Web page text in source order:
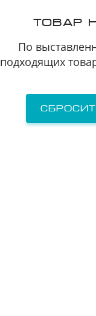
ТОВАР
По
подходящих
Я соглашаюсь на